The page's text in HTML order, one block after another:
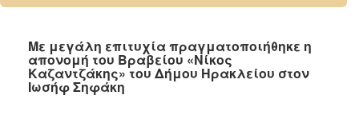
2024
2022
2021
Με μεγάλη επιτυχία πραγματοποιήθηκε η
απονομή του Βραβείου «Νίκος
Καζαντζάκης» του Δήμου Ηρακλείου στον
Ιωσήφ Σηφάκη